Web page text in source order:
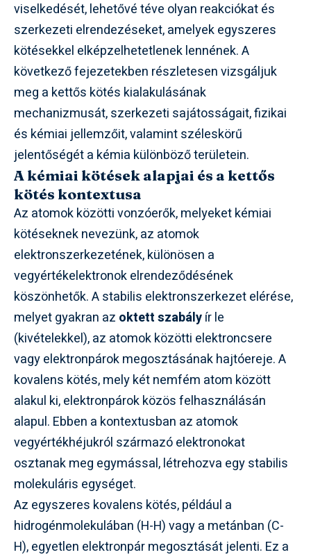
viselkedését, lehetővé téve olyan reakciókat és
szerkezeti elrendezéseket, amelyek egyszeres
kötésekkel elképzelhetetlenek lennének. A
következő fejezetekben részletesen vizsgáljuk
meg a kettős kötés kialakulásának
mechanizmusát, szerkezeti sajátosságait, fizikai
és kémiai jellemzőit, valamint széleskörű
jelentőségét a kémia különböző területein.
A kémiai kötések alapjai és a kettős
kötés kontextusa
Az atomok közötti vonzóerők, melyeket kémiai
kötéseknek nevezünk, az atomok
elektronszerkezetének, különösen a
vegyértékelektronok elrendeződésének
köszönhetők. A stabilis elektronszerkezet elérése,
melyet gyakran az oktett szabályír le
(kivételekkel), az atomok közötti elektroncsere
vagy elektronpárok megosztásának hajtóereje. A
kovalens kötés, mely két nemfém atom között
alakul ki, elektronpárok közös felhasználásán
alapul. Ebben a kontextusban az atomok
vegyértékhéjukról származó elektronokat
osztanak meg egymással, létrehozva egy stabilis
molekuláris egységet.
Az egyszeres kovalens kötés, például a
hidrogénmolekulában (H-H) vagy a metánban (C-
H), egyetlen elektronpár megosztását jelenti. Ez a